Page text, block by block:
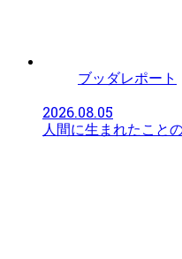
ブッダレポート
2026.08.05
人間に生まれたこと